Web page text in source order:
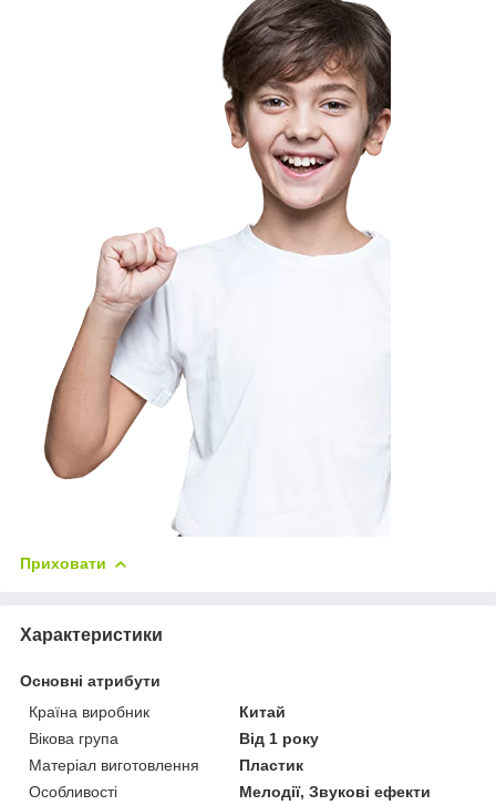
Приховати
Характеристики
Основні атрибути
Країна виробник
Китай
Вікова група
Від 1 року
Матеріал виготовлення
Пластик
Особливості
Мелодії, Звукові ефекти